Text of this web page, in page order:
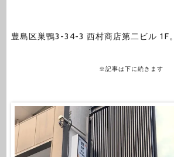
豊島区巣鴨3-34-3 西村商店第二ビル 1F。
※記事は下に続きます